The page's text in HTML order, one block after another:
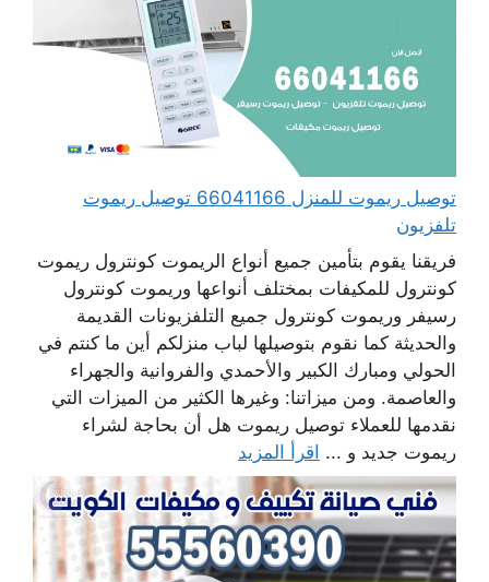
توصيل ريموت للمنزل 66041166 توصيل ريموت
تلفزيون
فريقنا يقوم بتأمين جميع أنواع الريموت كونترول ريموت
كونترول للمكيفات بمختلف أنواعها وريموت كونترول
رسيفر وريموت كونترول جميع التلفزيونات القديمة
والحديثة كما نقوم بتوصيلها لباب منزلكم أين ما كنتم في
الحولي ومبارك الكبير والأحمدي والفروانية والجهراء
والعاصمة. ومن ميزاتنا: وغيرها الكثير من الميزات التي
نقدمها للعملاء توصيل ريموت هل أن بحاجة لشراء
ريموت جديد و ... اقرأ المزيد